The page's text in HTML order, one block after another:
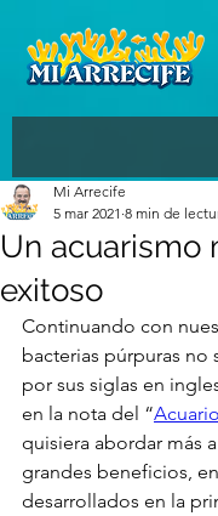
Un acuarismo
exitoso
Mi Arrecife
5 mar 2021 8 min de
Continuando con
bacterias púrpuras no
por sus siglas en
en la nota del “
quisiera abordar más
grandes beneficios,
desarrollados en la